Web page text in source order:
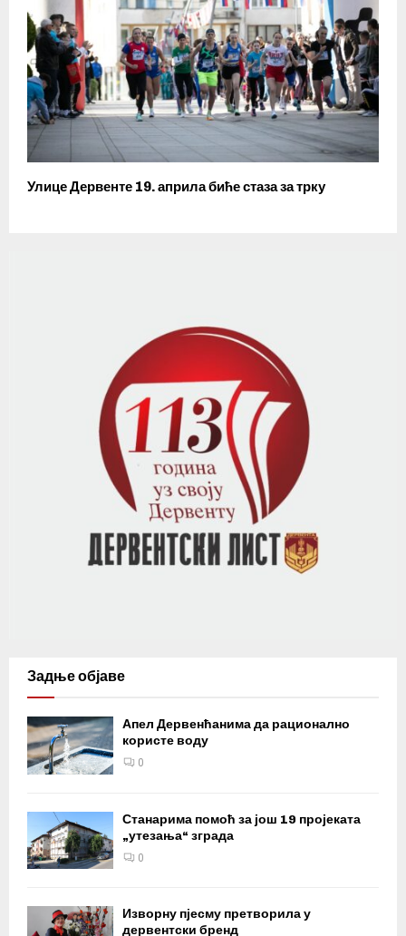
Улице Дервенте 19. априла биће стаза за трку
Задње објаве
Апел Дервенћанима да рационално
користе воду
0
Станарима помоћ за још 19 пројеката
„утезања“ зграда
0
Изворну пјесму претворила у
дервентски бренд